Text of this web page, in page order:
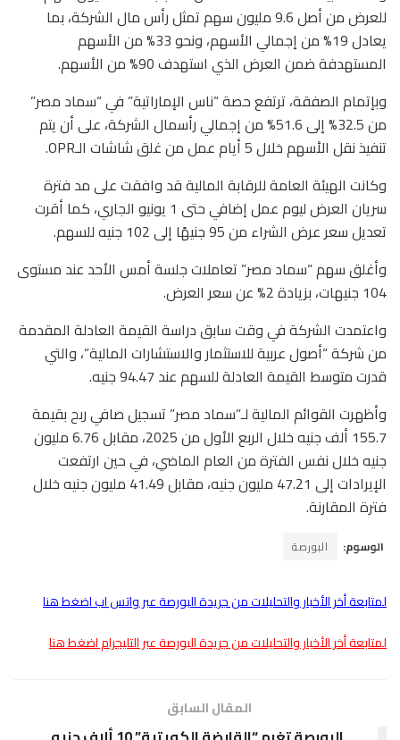
للعرض من أصل 9.6 مليون سهم تمثل رأس مال الشركة، بما
يعادل 19% من إجمالي الأسهم، ونحو 33% من الأسهم
المستهدفة ضمن العرض الذي استهدف 90% من الأسهم.
وبإتمام الصفقة، ترتفع حصة “ناس الإماراتية” في “سماد مصر”
من 32.5% إلى 51.6% من إجمالي رأسمال الشركة، على أن يتم
تنفيذ نقل الأسهم خلال 5 أيام عمل من غلق شاشات الـOPR.
وكانت الهيئة العامة للرقابة المالية قد وافقت على مد فترة
سريان العرض ليوم عمل إضافي حتى 1 يونيو الجاري، كما أقرت
تعديل سعر عرض الشراء من 95 جنيهًا إلى 102 جنيه للسهم.
وأغلق سهم “سماد مصر” تعاملات جلسة أمس الأحد عند مستوى
104 جنيهات، بزيادة 2% عن سعر العرض.
واعتمدت الشركة في وقت سابق دراسة القيمة العادلة المقدمة
من شركة “أصول عربية للاستثمار والاستشارات المالية”، والتي
قدرت متوسط القيمة العادلة للسهم عند 94.47 جنيه.
وأظهرت القوائم المالية لـ”سماد مصر” تسجيل صافي ربح بقيمة
155.7 ألف جنيه خلال الربع الأول من 2025، مقابل 6.76 مليون
جنيه خلال نفس الفترة من العام الماضي، في حين ارتفعت
الإيرادات إلى 47.21 مليون جنيه، مقابل 41.49 مليون جنيه خلال
فترة المقارنة.
الوسوم: البورصة
لمتابعة أخر الأخبار والتحليلات من جريدة البورصة عبر واتس اب اضغط هنا
لمتابعة أخر الأخبار والتحليلات من جريدة البورصة عبر التليجرام اضغط هنا
المقال السابق